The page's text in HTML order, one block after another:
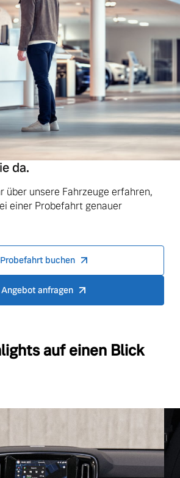
da.
über unsere Fahrzeuge erfahren,
einer Probefahrt genauer
Probefahrt buchen
Angebot anfragen
auf einen Blick